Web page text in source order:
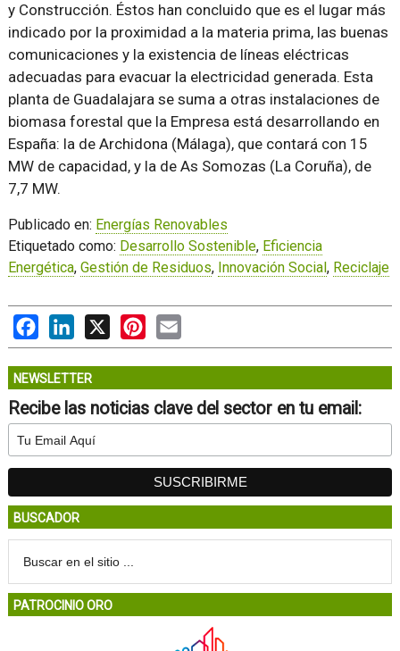
y Construcción. Éstos han concluido que es el lugar más
indicado por la proximidad a la materia prima, las buenas
comunicaciones y la existencia de líneas eléctricas
adecuadas para evacuar la electricidad generada. Esta
planta de Guadalajara se suma a otras instalaciones de
biomasa forestal que la Empresa está desarrollando en
España: la de Archidona (Málaga), que contará con 15
MW de capacidad, y la de As Somozas (La Coruña), de
7,7 MW.
Publicado en: Energías Renovables
Etiquetado como: Desarrollo Sostenible, Eficiencia
Energética, Gestión de Residuos, Innovación Social, Reciclaje
FacebookLinkedIn
X PinterestEmail
NEWSLETTER
Recibe las noticias clave del sector en tu email:
BUSCADOR
PATROCINIO ORO